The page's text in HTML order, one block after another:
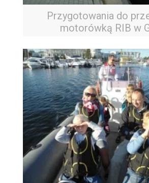
Przygotowania do
motorówką RIB w